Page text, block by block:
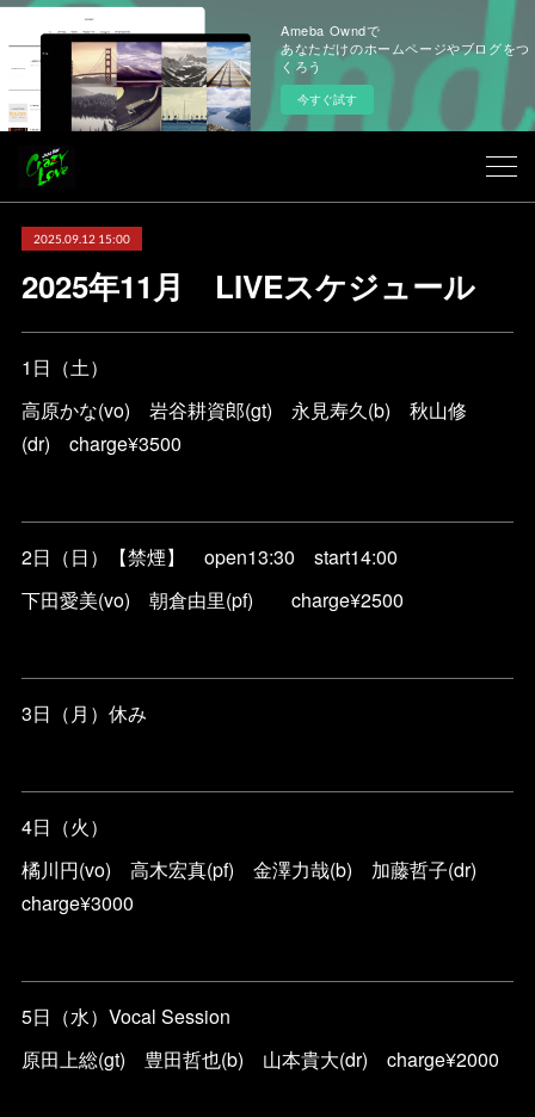
Ameba Owndで
あなただけのホームページやブログをつ
くろう
今すぐ試す
2025.09.12 15:00
2025年11月 LIVEスケジュール
1日（土）
高原かな(vo) 岩谷耕資郎(gt) 永見寿久(b) 秋山修
(dr) charge¥3500
2日（日）【禁煙】 open13:30 start14:00
下田愛美(vo) 朝倉由里(pf) charge¥2500
3日（月）休み
4日（火）
橘川円(vo) 高木宏真(pf) 金澤力哉(b) 加藤哲子(dr)
charge¥3000
5日（水）Vocal Session
原田上総(gt) 豊田哲也(b) 山本貴大(dr) charge¥2000